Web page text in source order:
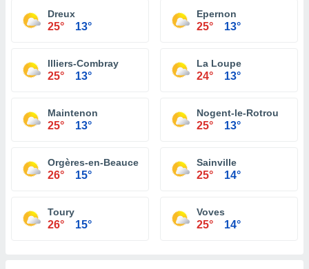
Dreux
25° 13°
Epernon
25° 13°
Illiers-Combray
25° 13°
La Loupe
24° 13°
Maintenon
25° 13°
Nogent-le-Rotrou
25° 13°
Orgères-en-Beauce
26° 15°
Sainville
25° 14°
Toury
26° 15°
Voves
25° 14°